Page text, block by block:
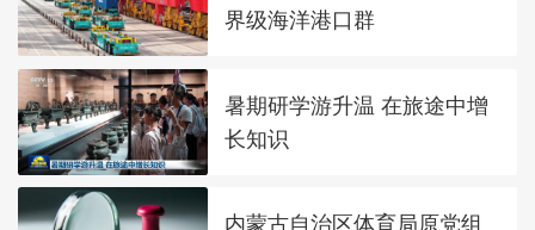
界级海洋港口群
暑期研学游升温 在旅途中增
长知识
内蒙古自治区体育局原党组